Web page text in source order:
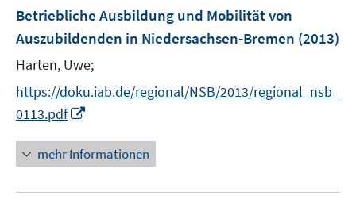
Betriebliche Ausbildung und Mobilität von
Auszubildenden in Niedersachsen-Bremen (2013)
Harten, Uwe;
https://doku.iab.de/regional/NSB/2013/regional_nsb_
0113.pdf
n
e
u
mehr Informationen